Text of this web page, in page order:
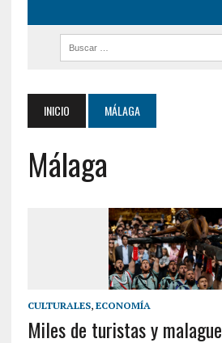
INICIO MÁLAGA
Málaga
CULTURALES, ECONOMÍA
Miles de turistas y